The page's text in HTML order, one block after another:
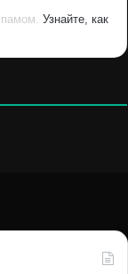
Узнайте, как